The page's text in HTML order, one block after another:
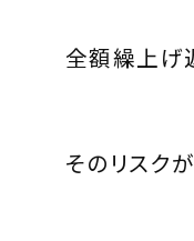
全額繰上げ
そのリスク